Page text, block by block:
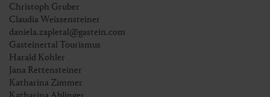
Christoph Gruber
Claudia Weissensteiner
daniela.zapletal@gastein.com
Gasteinertal Tourismus
Harald Kohler
Jana Rettensteiner
Katharina Zimmer